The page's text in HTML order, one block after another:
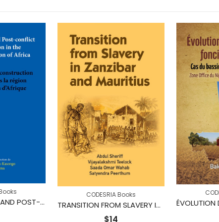
PEACE, SECURITY AND POST-CONFLICT RECONSTRUCTION IN THE GREAT LAKES REGION OF AFRICA
CODESRIA Books
TRANSITION FROM SLAVERY IN ZANZIBAR AND MAURITIUS
$14